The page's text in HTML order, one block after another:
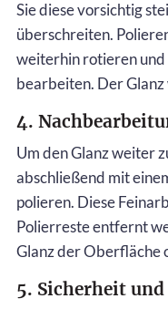
Sie diese vorsichtig
überschreiten.
weiterhin rotieren und
bearbeiten. Der
4.
Um den Glanz weiter
abschließend mit
polieren. Diese
Polierreste entfernt
Glanz der Oberfläche
5. Sicherheit und